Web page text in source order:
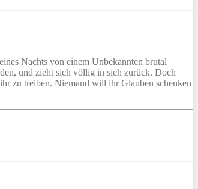
Nachts von einem Unbekannten brutal
und zieht sich völlig in sich zurück. Doch
zu treiben. Niemand will ihr Glauben schenken